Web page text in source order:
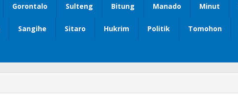
Gorontalo Sulteng Bitung Manado Minut
Sangihe Sitaro Hukrim Politik Tomohon